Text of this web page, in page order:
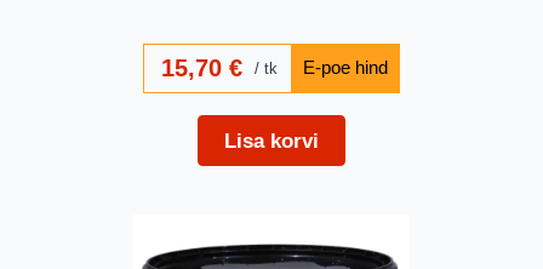
15,70 € tk
Lisa korvi